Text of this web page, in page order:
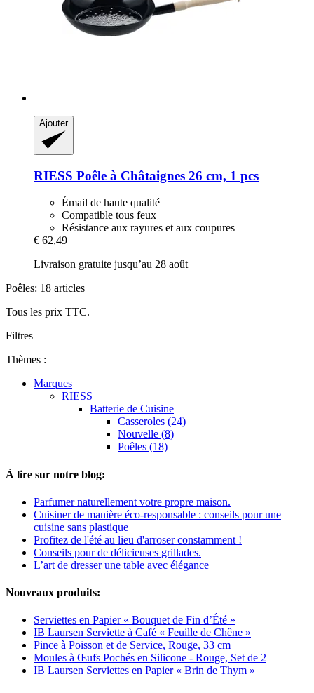
Ajouter
RIESS Poêle à Châtaignes 26 cm, 1 pcs
Émail de haute qualité
Compatible tous feux
Résistance aux rayures et aux coupures
€ 62,49
Livraison gratuite jusqu’au 28 août
Poêles: 18 articles
Tous les prix TTC.
Filtres
Thèmes :
Marques
RIESS
Batterie de Cuisine
Casseroles (24)
Nouvelle (8)
Poêles (18)
À lire sur notre blog:
Parfumer naturellement votre propre maison.
Cuisiner de manière éco-responsable : conseils pour une
cuisine sans plastique
Profitez de l'été au lieu d'arroser constamment !
Conseils pour de délicieuses grillades.
L’art de dresser une table avec élégance
Nouveaux produits:
Serviettes en Papier « Bouquet de Fin d’Été »
IB Laursen Serviette à Café « Feuille de Chêne »
Pince à Poisson et de Service, Rouge, 33 cm
Moules à Œufs Pochés en Silicone - Rouge, Set de 2
IB Laursen Serviettes en Papier « Brin de Thym »